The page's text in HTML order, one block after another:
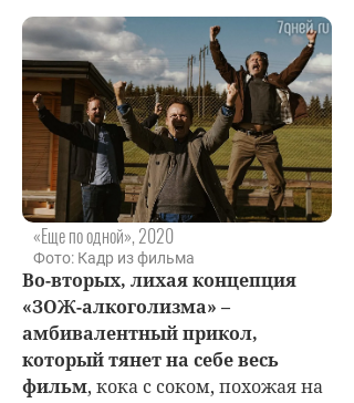
«Еще по одной», 2020
Фото: Кадр из фильма
Во-вторых, лихая концепция
«ЗОЖ-алкоголизма» –
амбивалентный прикол,
который тянет на себе весь
фильм, кока с соком, похожая на